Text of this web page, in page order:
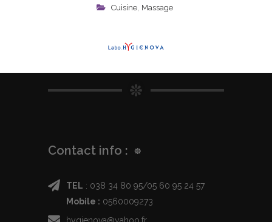
Cuisine Massage
Contact info :
TEL : 038 34 80 95/05 60 95 24 57
Mobile : 0560009273